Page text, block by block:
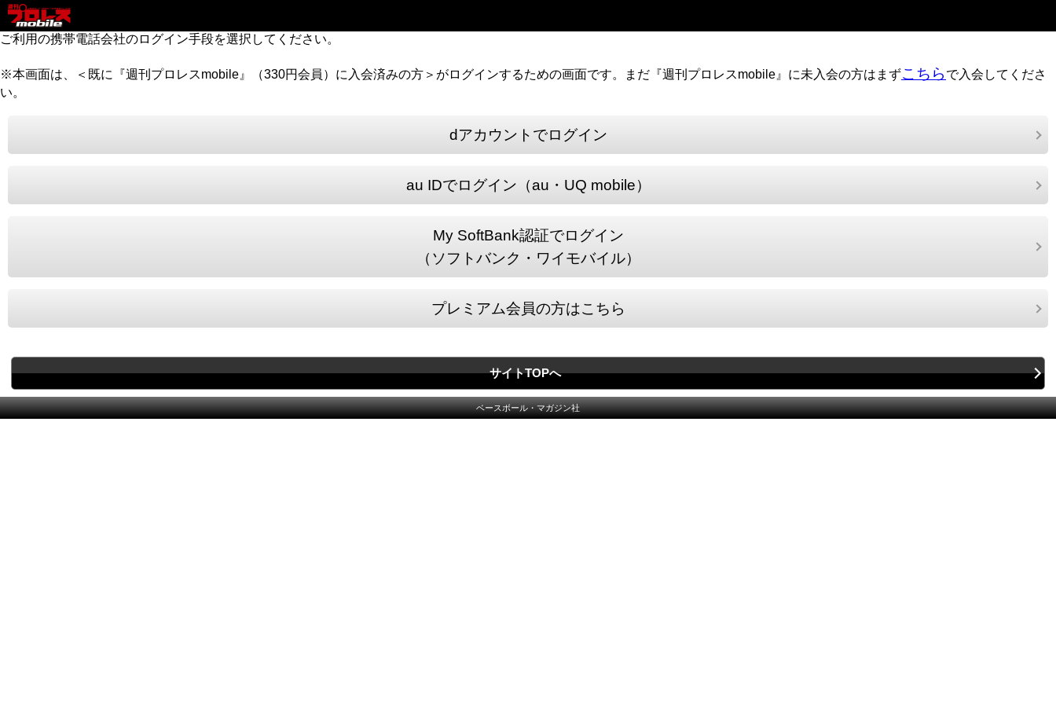
ご利用の携帯電話会社のログイン手段を選択してください。
※本画面は、＜既に『週刊プロレスmobile』（330円会員）に入会済みの方＞がログインするための画面です。まだ『週刊プロレスmobile』に未入会の方はまずこちら で入会してくださ
い。
dアカウントでログイン
au IDでログイン（au・UQ mobile）
My SoftBank認証でログイン
（ソフトバンク・ワイモバイル）
プレミアム会員の方はこちら
サイトTOPへ
ベースボール・マガジン社